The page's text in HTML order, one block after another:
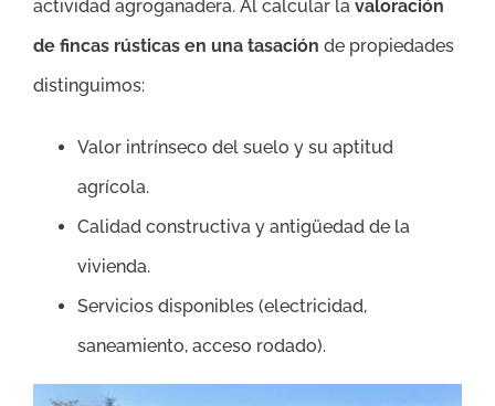
actividad agroganadera. Al calcular la valoración
de fincas rústicas en una tasación de propiedades
distinguimos:
Valor intrínseco del suelo y su aptitud
agrícola.
Calidad constructiva y antigüedad de la
vivienda.
Servicios disponibles (electricidad,
saneamiento, acceso rodado).